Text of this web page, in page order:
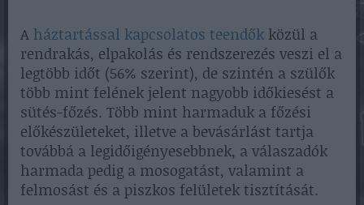
A háztartással kapcsolatos teendők közül a
rendrakás, elpakolás és rendszerezés veszi el a
legtöbb időt (56% szerint), de szintén a szülők
több mint felének jelent nagyobb időkiesést a
sütés-főzés. Több mint harmaduk a főzési
előkészületeket, illetve a bevásárlást tartja
továbbá a legidőigényesebbnek, a válaszadók
harmada pedig a mosogatást, valamint a
felmosást és a piszkos felületek tisztítását.